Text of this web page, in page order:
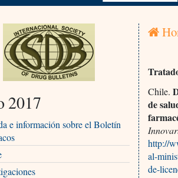
2017
e información sobre el Boletín
Chile.
de
http://
al-
de-